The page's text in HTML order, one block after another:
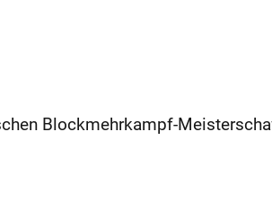
Blockmehrkampf-